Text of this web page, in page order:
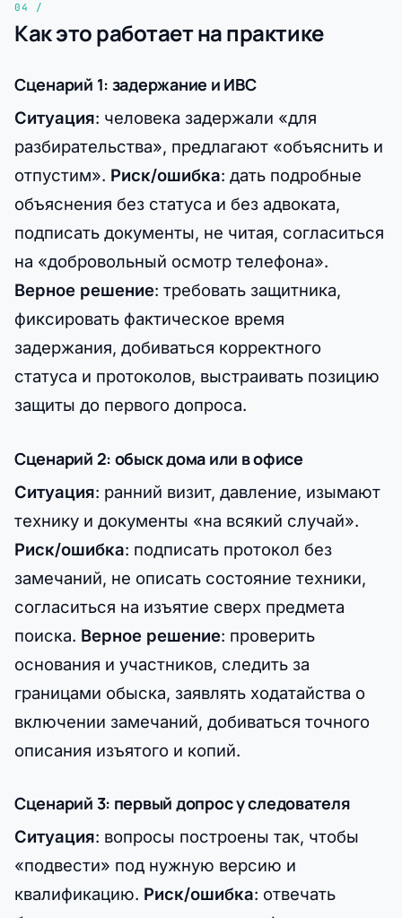
Как это работает на практике
Сценарий 1: задержание и ИВС
Ситуация: человека задержали «для
разбирательства», предлагают «объяснить и
отпустим». Риск/ошибка: дать подробные
объяснения без статуса и без адвоката,
подписать документы, не читая, согласиться
на «добровольный осмотр телефона».
Верное решение: требовать защитника,
фиксировать фактическое время
задержания, добиваться корректного
статуса и протоколов, выстраивать позицию
защиты до первого допроса.
Сценарий 2: обыск дома или в офисе
Ситуация: ранний визит, давление, изымают
технику и документы «на всякий случай».
Риск/ошибка: подписать протокол без
замечаний, не описать состояние техники,
согласиться на изъятие сверх предмета
поиска. Верное решение: проверить
основания и участников, следить за
границами обыска, заявлять ходатайства о
включении замечаний, добиваться точного
описания изъятого и копий.
Сценарий 3: первый допрос у следователя
Ситуация: вопросы построены так, чтобы
«подвести» под нужную версию и
квалификацию. Риск/ошибка: отвечать